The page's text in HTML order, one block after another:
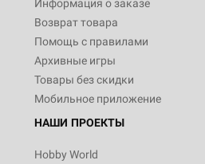
Информация о заказе
Возврат товара
Помощь с правилами
Архивные игры
Товары без скидки
Мобильное приложение
НАШИ ПРОЕКТЫ
Hobby World